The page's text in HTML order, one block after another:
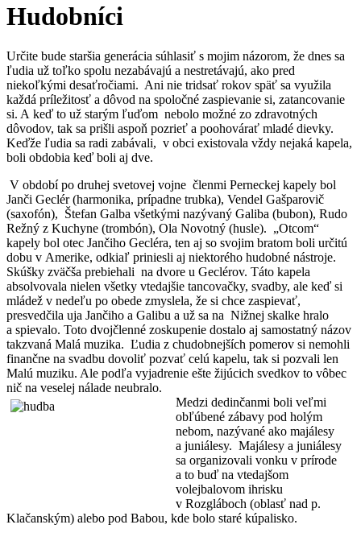
Hudobníci
Určite bude staršia generácia súhlasiť s mojim názorom, že dnes sa
ľudia už toľko spolu nezabávajú a nestretávajú, ako pred
niekoľkými desaťročiami. Ani nie tridsať rokov späť sa využila
každá príležitosť a dôvod na spoločné zaspievanie si, zatancovanie
si. A keď to už starým ľuďom nebolo možné zo zdravotných
dôvodov, tak sa prišli aspoň pozrieť a poohovárať mladé dievky.
Keďže ľudia sa radi zabávali, v obci existovala vždy nejaká kapela,
boli obdobia keď boli aj dve.
V období po druhej svetovej vojne členmi Perneckej kapely bol
Janči Geclér (harmonika, prípadne trubka), Vendel Gašparovič
(saxofón), Štefan Galba všetkými nazývaný Galiba (bubon), Rudo
Režný z Kuchyne (trombón), Ola Novotný (husle). „Otcom“
kapely bol otec Jančiho Gecléra, ten aj so svojim bratom boli určitú
dobu v Amerike, odkiaľ priniesli aj niektorého hudobné nástroje.
Skúšky zväčša prebiehali na dvore u Geclérov. Táto kapela
absolvovala nielen všetky vtedajšie tancovačky, svadby, ale keď si
mládež v nedeľu po obede zmyslela, že si chce zaspievať,
presvedčila uja Jančiho a Galibu a už sa na Nižnej skalke hralo
a spievalo. Toto dvojčlenné zoskupenie dostalo aj samostatný názov
takzvaná Malá muzika. Ľudia z chudobnejších pomerov si nemohli
finančne na svadbu dovoliť pozvať celú kapelu, tak si pozvali len
Malú muziku. Ale podľa vyjadrenie ešte žijúcich svedkov to vôbec
nič na veselej nálade neubralo.
Medzi dedinčanmi boli veľmi
obľúbené zábavy pod holým
nebom, nazývané ako majálesy
a juniálesy. Majálesy a juniálesy
sa organizovali vonku v prírode
a to buď na vtedajšom
volejbalovom ihrisku
v Rozgláboch (oblasť nad p.
Klačanským) alebo pod Babou, kde bolo staré kúpalisko.